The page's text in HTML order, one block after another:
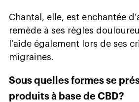
Chantal, elle, est enchantée
remède à ses règles
l’aide également lors de ses
migraines.
Sous quelles formes se
produits à base de CBD?